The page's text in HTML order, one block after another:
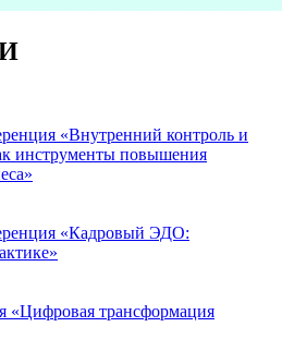
«Внутренний контроль и
инструменты повышения
«Кадровый ЭДО:
«Цифровая трансформация